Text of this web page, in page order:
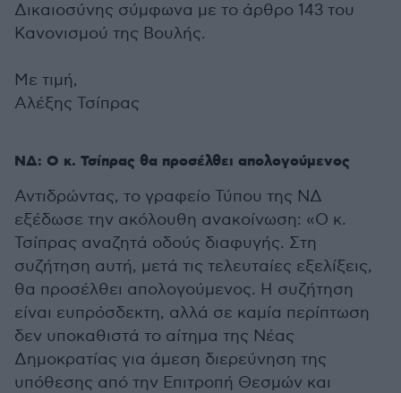
Δικαιοσύνης σύμφωνα με το άρθρο 143 του
Κανονισμού της Βουλής.
Με τιμή,
Αλέξης Τσίπρας
ΝΔ: Ο κ. Τσίπρας θα προσέλθει απολογούμενος
Αντιδρώντας, το γραφείο Τύπου της ΝΔ
εξέδωσε την ακόλουθη ανακοίνωση: «Ο κ.
Τσίπρας αναζητά οδούς διαφυγής. Στη
συζήτηση αυτή, μετά τις τελευταίες εξελίξεις,
θα προσέλθει απολογούμενος. Η συζήτηση
είναι ευπρόσδεκτη, αλλά σε καμία περίπτωση
δεν υποκαθιστά το αίτημα της Νέας
Δημοκρατίας για άμεση διερεύνηση της
υπόθεσης από την Επιτροπή Θεσμών και